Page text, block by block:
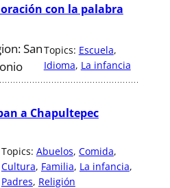
con la palabra
SanTopics: Escuela
Idioma, La infancia
a Chapultepec
Topics: Abuelos, Comida
Cultura, Familia, La infancia
Padres, Religión